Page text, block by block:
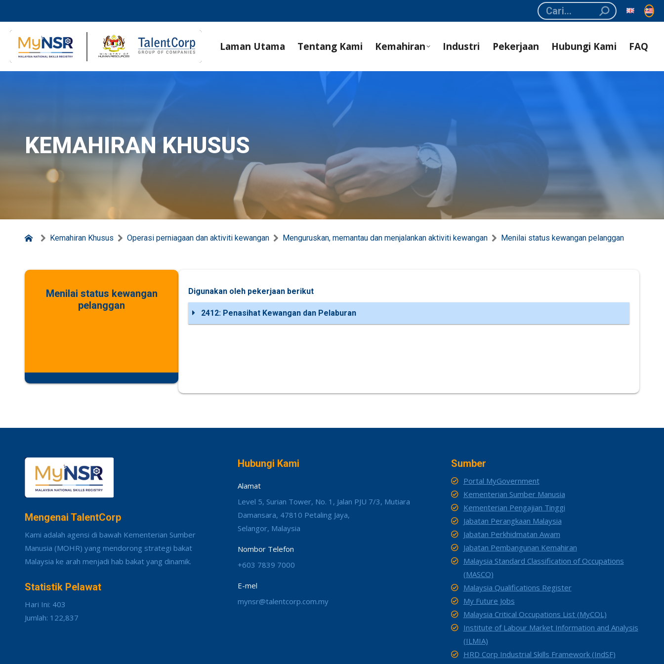
Search:
Laman Utama Tentang Kami Kemahiran Industri Pekerjaan Hubungi Kami FAQ
KEMAHIRAN KHUSUS
Kemahiran Khusus Operasi perniagaan dan aktiviti kewangan Menguruskan, memantau dan menjalankan aktiviti kewangan Menilai status kewangan pelanggan
Menilai status kewangan
pelanggan
Digunakan oleh pekerjaan berikut
2412: Penasihat Kewangan dan Pelaburan
Mengenai TalentCorp
Kami adalah agensi di bawah Kementerian Sumber
Manusia (MOHR) yang mendorong strategi bakat
Malaysia ke arah menjadi hab bakat yang dinamik.
Statistik Pelawat
Hari Ini: 403
Jumlah: 122,837
Hubungi Kami
Alamat
Level 5, Surian Tower, No. 1, Jalan PJU 7/3, Mutiara
Damansara, 47810 Petaling Jaya,
Selangor, Malaysia
Nombor Telefon
+603 7839 7000
E-mel
mynsr@talentcorp.com.my
Sumber
Portal MyGovernment
Kementerian Sumber Manusia
Kementerian Pengajian Tinggi
Jabatan Perangkaan Malaysia
Jabatan Perkhidmatan Awam
Jabatan Pembangunan Kemahiran
Malaysia Standard Classification of Occupations
(MASCO)
Malaysia Qualifications Register
My Future Jobs
Malaysia Critical Occupations List (MyCOL)
Institute of Labour Market Information and Analysis
(ILMIA)
HRD Corp Industrial Skills Framework (IndSF)